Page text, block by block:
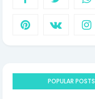
POPULAR POSTS